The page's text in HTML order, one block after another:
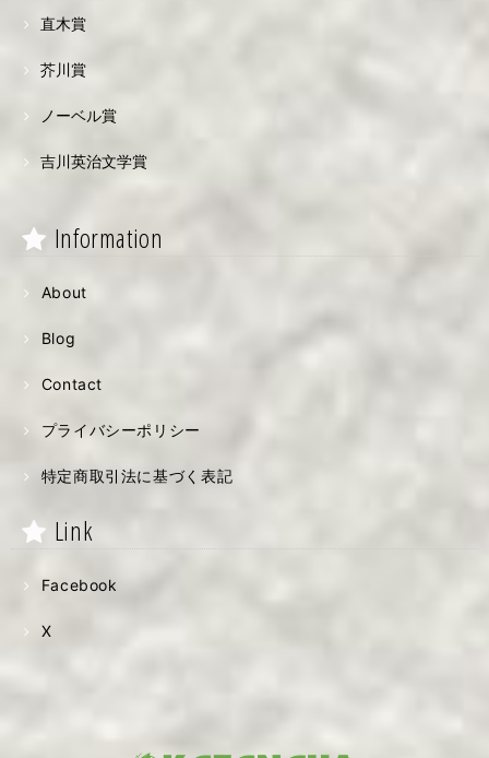
直木賞
芥川賞
ノーベル賞
吉川英治文学賞
Information
About
Blog
Contact
プライバシーポリシー
特定商取引法に基づく表記
Link
Facebook
X